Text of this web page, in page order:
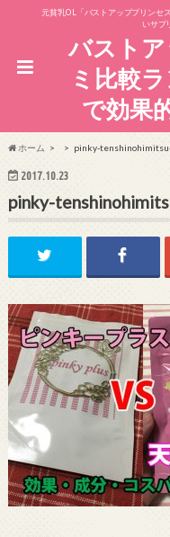
元貧乳OL「バストアッププリンセ
いサプ
バスト
ミ比較
で効果
ホーム pinky-
2017.10.23
pinky-